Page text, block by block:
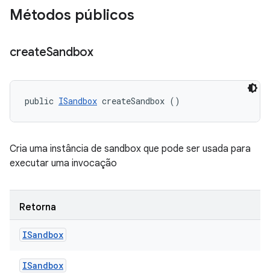
Métodos públicos
createSandbox
public ISandbox createSandbox ()
Cria uma instância de sandbox que pode ser usada para
executar uma invocação
Retorna
ISandbox
ISandbox